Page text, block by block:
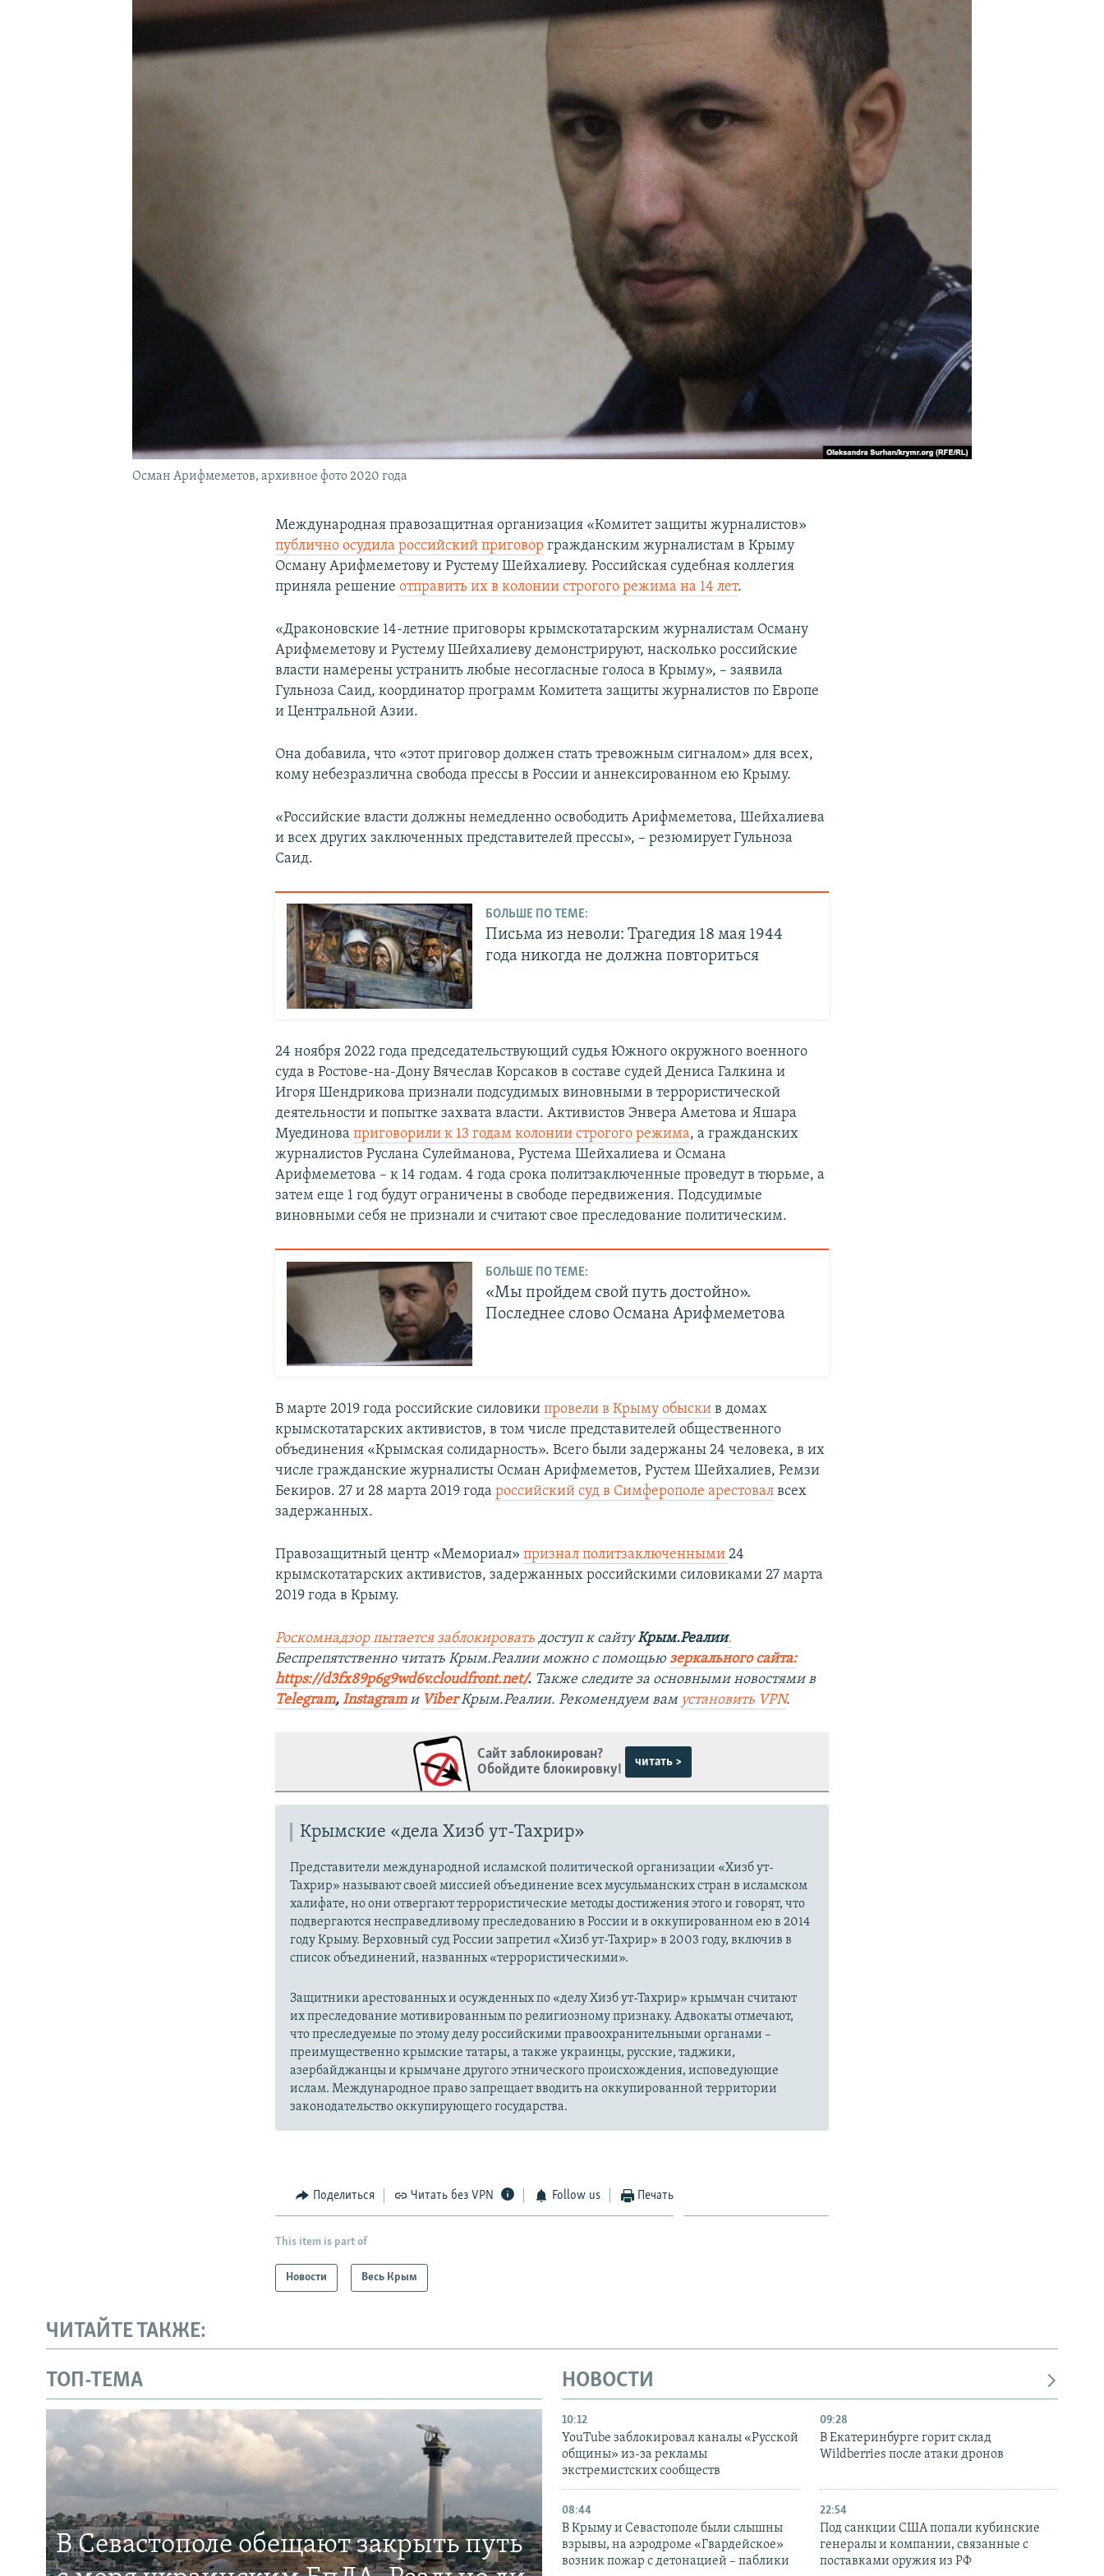
Осман Арифмеметов, архивное фото 2020 года
Международная правозащитная организация «Комитет защиты журналистов»
публично осудила российский приговор гражданским журналистам в Крыму
Осману Арифмеметову и Рустему Шейхалиеву. Российская судебная коллегия
приняла решениеотправить их в колонии строгого режима на 14 лет.
«Драконовские 14-летние приговоры крымскотатарским журналистам Осману
Арифмеметову и Рустему Шейхалиеву демонстрируют, насколько российские
власти намерены устранить любые несогласные голоса в Крыму», – заявила
Гульноза Саид, координатор программ Комитета защиты журналистов по Европе
и Центральной Азии.
Она добавила, что «этот приговор должен стать тревожным сигналом» для всех,
кому небезразлична свобода прессы в России и аннексированном ею Крыму.
«Российские власти должны немедленно освободить Арифмеметова, Шейхалиева
и всех других заключенных представителей прессы», – резюмирует Гульноза
Саид.
БОЛЬШЕ ПО ТЕМЕ:
Письма из неволи: Трагедия 18 мая 1944
года никогда не должна повториться
24 ноября 2022 года председательствующий судья Южного окружного военного
суда в Ростове-на-Дону Вячеслав Корсаков в составе судей Дениса Галкина и
Игоря Шендрикова признали подсудимых виновными в террористической
деятельности и попытке захвата власти. Активистов Энвера Аметова и Яшара
Муединоваприговорили к 13 годам колонии строгого режима, а гражданских
журналистов Руслана Сулейманова, Рустема Шейхалиева и Османа
Арифмеметова – к 14 годам. 4 года срока политзаключенные проведут в тюрьме, а
затем еще 1 год будут ограничены в свободе передвижения. Подсудимые
виновными себя не признали и считают свое преследование политическим.
БОЛЬШЕ ПО ТЕМЕ:
«Мы пройдем свой путь достойно».
Последнее слово Османа Арифмеметова
В марте 2019 года российские силовикипровели в Крыму обыски в домах
крымскотатарских активистов, в том числе представителей общественного
объединения «Крымская солидарность». Всего были задержаны 24 человека, в их
числе гражданские журналисты Осман Арифмеметов, Рустем Шейхалиев, Ремзи
Бекиров. 27 и 28 марта 2019 годароссийский суд в Симферополе арестовал всех
задержанных.​
Правозащитный центр «Мемориал»признал политзаключенными24
крымскотатарских активистов, задержанных российскими силовиками 27 марта
2019 года в Крыму.
Роскомнадзор пытается заблокировать доступ к сайтуКрым.Реалии.
Беспрепятственно читать Крым.Реалии можно с помощьюзеркального сайта:
https://d3fx89p6g9wd6v.cloudfront.net/. ​ Также следите за основными новостями в
Telegram, Instagram и ViberКрым.Реалии. Рекомендуем вам установить VPN.
Сайт заблокирован?
Обойдите блокировку!
читать >
Крымские «дела Хизб ут-Тахрир»
Представители международной исламской политической организации «Хизб ут-
Тахрир» называют своей миссией объединение всех мусульманских стран в исламском
халифате, но они отвергают террористические методы достижения этого и говорят, что
подвергаются несправедливому преследованию в России и в оккупированном ею в 2014
году Крыму. Верховный суд России запретил «Хизб ут-Тахрир» в 2003 году, включив в
список объединений, названных «террористическими».
Защитники арестованных и осужденных по «делу Хизб ут-Тахрир» крымчан считают
их преследование мотивированным по религиозному признаку. Адвокаты отмечают,
что преследуемые по этому делу российскими правоохранительными органами –
преимущественно крымские татары, а также украинцы, русские, таджики,
азербайджанцы и крымчане другого этнического происхождения, исповедующие
ислам. Международное право запрещает вводить на оккупированной территории
законодательство оккупирующего государства.
Поделиться Читать без VPN Follow us Печать
This item is part of
Новости Весь Крым
ЧИТАЙТЕ ТАКЖЕ:
ТОП-ТЕМА
В Севастополе обещают закрыть путь
НОВОСТИ
10:12
YouTube заблокировал каналы «Русской
общины» из-за рекламы
экстремистских сообществ
09:28
В Екатеринбурге горит склад
Wildberries после атаки дронов
08:44
В Крыму и Севастополе были слышны
взрывы, на аэродроме «Гвардейское»
возник пожар с детонацией – паблики
22:54
Под санкции США попали кубинские
генералы и компании, связанные с
поставками оружия из РФ